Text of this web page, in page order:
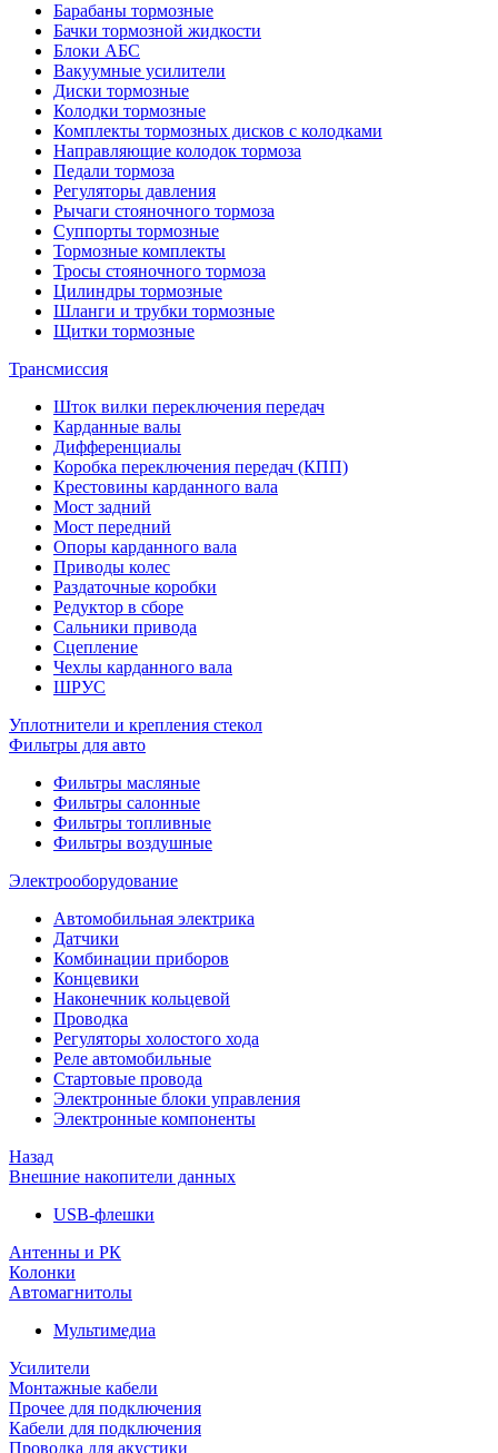
Барабаны тормозные
Бачки тормозной жидкости
Блоки АБС
Вакуумные усилители
Диски тормозные
Колодки тормозные
Комплекты тормозных дисков с колодками
Направляющие колодок тормоза
Педали тормоза
Регуляторы давления
Рычаги стояночного тормоза
Суппорты тормозные
Тормозные комплекты
Тросы стояночного тормоза
Цилиндры тормозные
Шланги и трубки тормозные
Щитки тормозные
Трансмиссия
Шток вилки переключения передач
Карданные валы
Дифференциалы
Коробка переключения передач (КПП)
Крестовины карданного вала
Мост задний
Мост передний
Опоры карданного вала
Приводы колес
Раздаточные коробки
Редуктор в сборе
Сальники привода
Сцепление
Чехлы карданного вала
ШРУС
Уплотнители и крепления стекол
Фильтры для авто
Фильтры масляные
Фильтры салонные
Фильтры топливные
Фильтры воздушные
Электрооборудование
Автомобильная электрика
Датчики
Комбинации приборов
Концевики
Наконечник кольцевой
Проводка
Регуляторы холостого хода
Реле автомобильные
Стартовые провода
Электронные блоки управления
Электронные компоненты
Назад
Внешние накопители данных
USB-флешки
Антенны и РК
Колонки
Автомагнитолы
Мультимедиа
Усилители
Монтажные кабели
Прочее для подключения
Кабели для подключения
Проводка для акустики